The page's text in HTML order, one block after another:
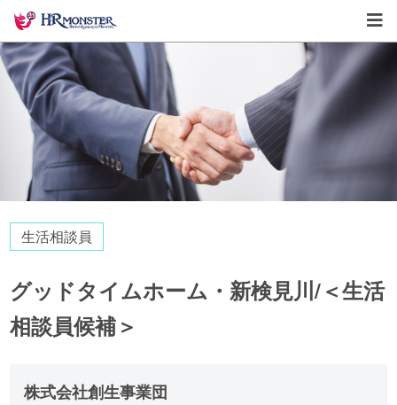
生活相談員
グッドタイムホーム・新検見川/＜生活
相談員候補＞
株式会社創生事業団